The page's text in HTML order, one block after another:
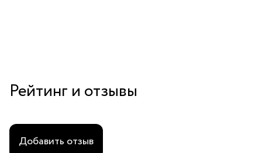
Рейтинг и отзывы
Добавить отзыв